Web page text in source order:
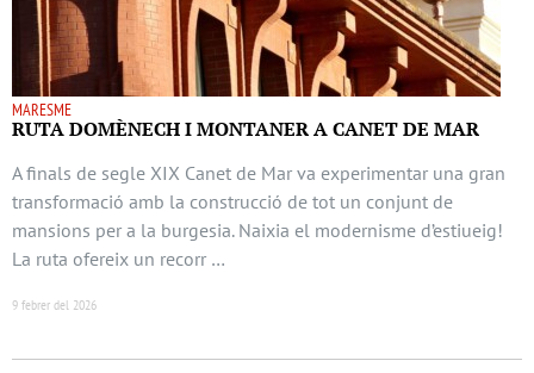
MARESME
RUTA DOMÈNECH I MONTANER A CANET DE MAR
A finals de segle XIX Canet de Mar va experimentar una gran
transformació amb la construcció de tot un conjunt de
mansions per a la burgesia. Naixia el modernisme d’estiueig!
La ruta ofereix un recorr …
9 febrer del 2026